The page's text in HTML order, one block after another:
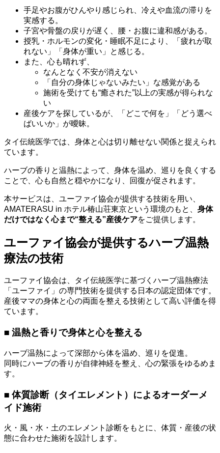
手足やお腹がひんやり感じられ、冷えや血流の滞りを
実感する。
子宮や骨盤の戻りが遅く、腰・お腹に違和感がある。
授乳・ホルモンの変化・睡眠不足により、「疲れが取
れない」「身体が重い」と感じる。
また、心も晴れず、
なんとなく不安が消えない
「自分の身体じゃないみたい」な感覚がある
施術を受けても“癒された”以上の実感が得られな
い
産後ケアを探しているが、「どこで何を」「どう選べ
ばいいか」が曖昧。
タイ伝統医学では、身体と心は切り離せない関係と捉えられ
ています。
ハーブの香りと温熱によって、身体を温め、巡りを良くする
ことで、心も自然と穏やかになり、回復が促されます。
本サービスは、ユーファイ協会が提供する技術を用い、
AMATERASU in ホテル椿山荘東京という環境のもと、 身体
だけではなく心まで“整える”産後ケアをご提供します。
ユーファイ協会が提供するハーブ温熱
療法の技術
ユーファイ協会は、タイ伝統医学に基づくハーブ温熱療法
「ユーファイ」の専門技術を提供する日本の認定団体です。
産後ママの身体と心の両面を整える技術として高い評価を得
ています。
■ 温熱と香りで身体と心を整える
ハーブ温熱によって深部から体を温め、巡りを促進。
同時にハーブの香りが自律神経を整え、心の緊張をゆるめま
す。
■ 体質診断（タイエレメント）によるオーダーメ
イド施術
火・風・水・土のエレメント診断をもとに、体質・産後の状
態に合わせた施術を設計します。